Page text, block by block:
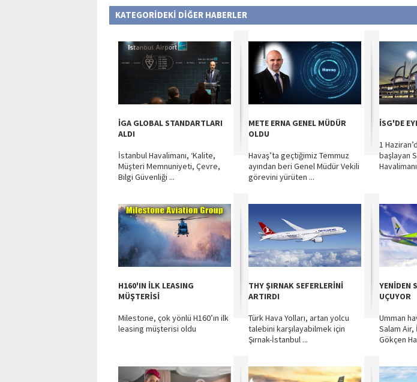
KATEGORİDEKİ DİĞER HABERLER
İGA GLOBAL STANDARTLARI
ALDI
İstanbul Havalimanı, ‘Kalite,
Müşteri Memnuniyeti, Çevre,
Bilgi Güvenliği ...
METE ERNA GENEL MÜDÜR
OLDU
Havaş’ta geçtiğimiz Temmuz
ayından beri Genel Müdür Vekili
görevini yürüten ...
İSG'DE
1
başlayan
H160'IN İLK LEASING
MÜŞTERİSİ
Milestone, çok yönlü H160’ın ilk
leasing müşterisi oldu
THY ŞIRNAK SEFERLERİNİ
ARTIRDI
Türk Hava Yolları, artan yolcu
talebini karşılayabilmek için
Şırnak-İstanbul ...
YENİDEN
UÇUYOR
Umman
Salam
Gökçen